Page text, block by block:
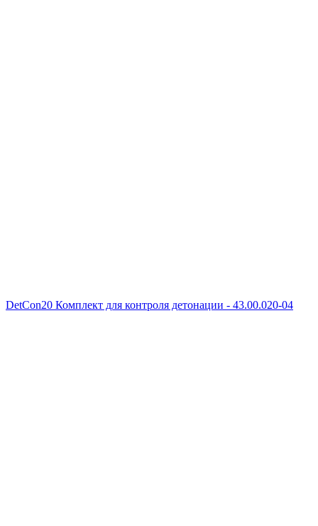
DetCon20 Комплект для контроля детонации - 43.00.020-04